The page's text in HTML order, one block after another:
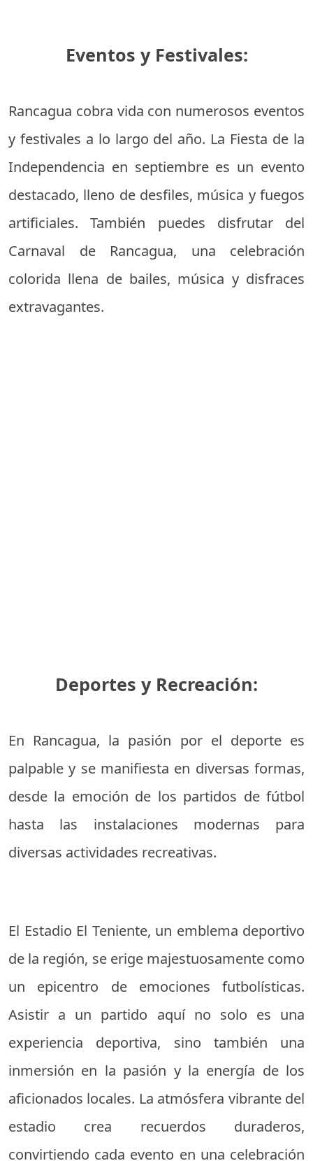
Eventos y Festivales:
Rancagua cobra vida con numerosos eventos
y festivales a lo largo del año. La Fiesta de la
Independencia en septiembre es un evento
destacado, lleno de desfiles, música y fuegos
artificiales. También puedes disfrutar del
Carnaval de Rancagua, una celebración
colorida llena de bailes, música y disfraces
extravagantes.
Deportes y Recreación:
En Rancagua, la pasión por el deporte es
palpable y se manifiesta en diversas formas,
desde la emoción de los partidos de fútbol
hasta las instalaciones modernas para
diversas actividades recreativas.
El Estadio El Teniente, un emblema deportivo
de la región, se erige majestuosamente como
un epicentro de emociones futbolísticas.
Asistir a un partido aquí no solo es una
experiencia deportiva, sino también una
inmersión en la pasión y la energía de los
aficionados locales. La atmósfera vibrante del
estadio crea recuerdos duraderos,
convirtiendo cada evento en una celebración